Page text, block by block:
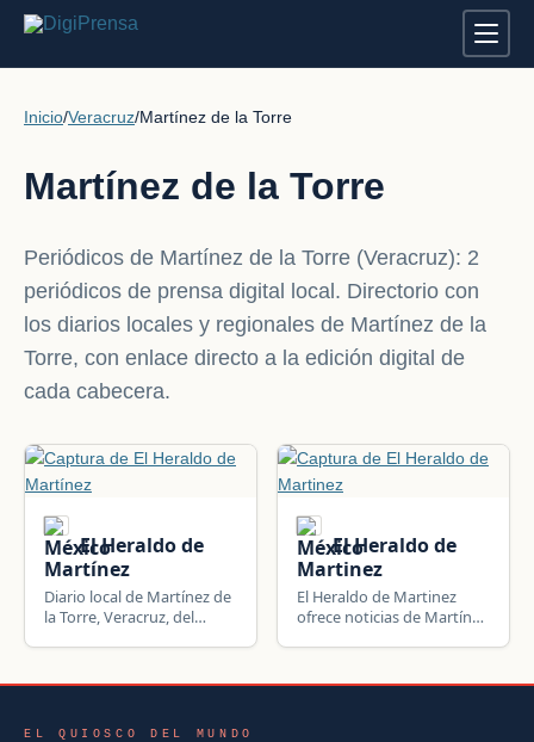
Inicio/Veracruz/Martínez de la Torre
Martínez de la Torre
Periódicos de Martínez de la Torre (Veracruz): 2
periódicos de prensa digital local. Directorio con
los diarios locales y regionales de Martínez de la
Torre, con enlace directo a la edición digital de
cada cabecera.
El Heraldo de
Martínez
Diario local de Martínez de
la Torre, Veracruz, del
El Heraldo de
Martinez
El Heraldo de Martinez
ofrece noticias de Martínez
EL QUIOSCO DEL MUNDO